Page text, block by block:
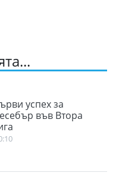
успех за
във Втора